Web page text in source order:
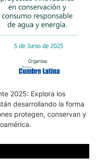
2025: Explora los
desarrollando la forma
protegen, conservan y